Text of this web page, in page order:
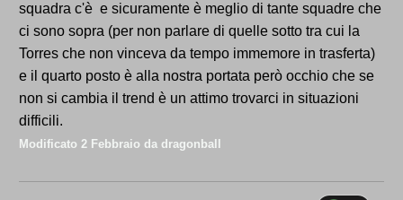
squadra c'è e sicuramente è meglio di tante squadre che
ci sono sopra (per non parlare di quelle sotto tra cui la
Torres che non vinceva da tempo immemore in trasferta)
e il quarto posto è alla nostra portata però occhio che se
non si cambia il trend è un attimo trovarci in situazioni
difficili.
Modificato 2 Febbraio da dragonball